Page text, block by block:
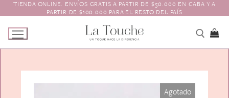
al
contenido
TIENDA ONLINE. ENVÍOS GRATIS A PARTIR DE $50.000 EN CABA Y A
PARTIR DE $100.000 PARA EL RESTO DEL PAÍS
Agotado